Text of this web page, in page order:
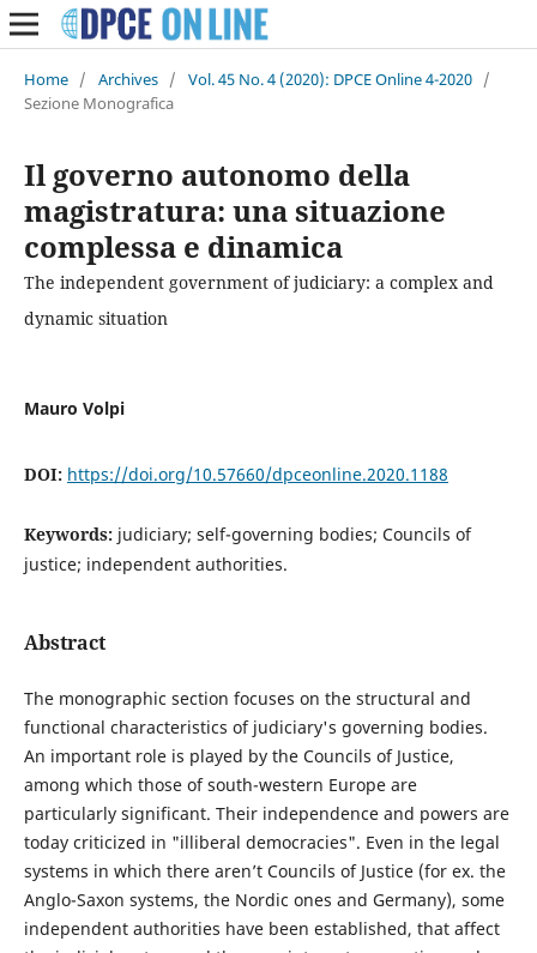
Home / Archives / Vol. 45 No. 4 (2020): DPCE Online 4-2020 /
Sezione Monografica
Il governo autonomo della
magistratura: una situazione
complessa e dinamica
The independent government of judiciary: a complex and
dynamic situation
Mauro Volpi
DOI: https://doi.org/10.57660/dpceonline.2020.1188
Keywords: judiciary; self-governing bodies; Councils of
justice; independent authorities.
Abstract
The monographic section focuses on the structural and
functional characteristics of judiciary's governing bodies.
An important role is played by the Councils of Justice,
among which those of south-western Europe are
particularly significant. Their independence and powers are
today criticized in "illiberal democracies". Even in the legal
systems in which there aren’t Councils of Justice (for ex. the
Anglo-Saxon systems, the Nordic ones and Germany), some
independent authorities have been established, that affect